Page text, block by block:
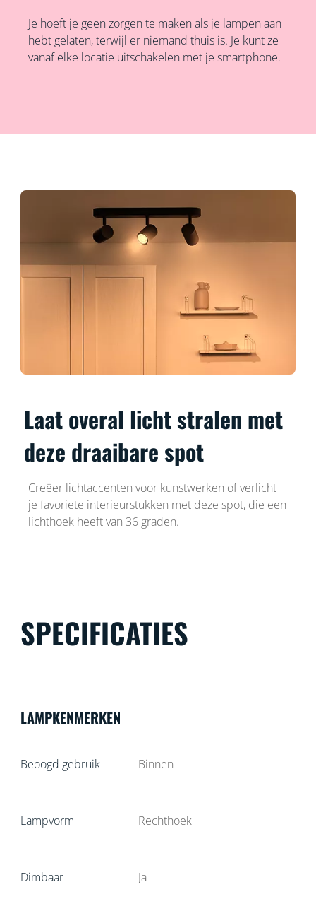
Je hoeft je geen zorgen te maken als je lampen aan
hebt gelaten, terwijl er niemand thuis is. Je kunt ze
vanaf elke locatie uitschakelen met je smartphone.
Laat overal licht stralen met
deze draaibare spot
Creëer lichtaccenten voor kunstwerken of verlicht
je favoriete interieurstukken met deze spot, die een
lichthoek heeft van 36 graden.
SPECIFICATIES
LAMPKENMERKEN
Beoogd gebruik Binnen
Lampvorm Rechthoek
Dimbaar Ja